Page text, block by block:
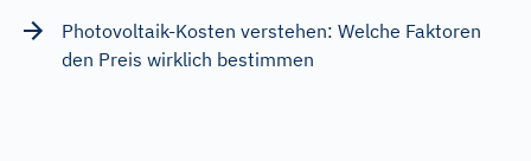
Photovoltaik-Kosten verstehen: Welche Faktoren
den Preis wirklich bestimmen